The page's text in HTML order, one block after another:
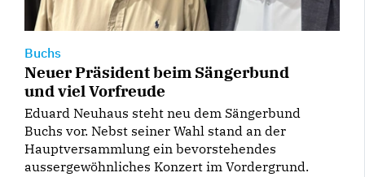
Buchs
Neuer Präsident beim Sängerbund
und viel Vorfreude
Eduard Neuhaus steht neu dem Sängerbund
Buchs vor. Nebst seiner Wahl stand an der
Hauptversammlung ein bevorstehendes
aussergewöhnliches Konzert im Vordergrund.